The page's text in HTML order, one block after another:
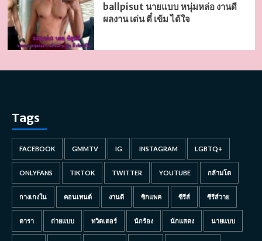
ballpisut นายแบบ หนุ่มหล่อ งานดี
ผลงาน เด่น ตี๋ เข้ม ได้ใจ
Tags
FACEBOOK GMMTV IG INSTAGRAM LGBTQ+
ONLYFANS TIKTOK TWITTER YOUTUBE กล้ามโต
กางเกงใน คอนเทนต์ งานดี ซิกแพค ซีรีส์ ซีรีส์วาย
ดารา ถ่ายแบบ ทวิตเตอร์ นักร้อง นักแสดง นายแบบ